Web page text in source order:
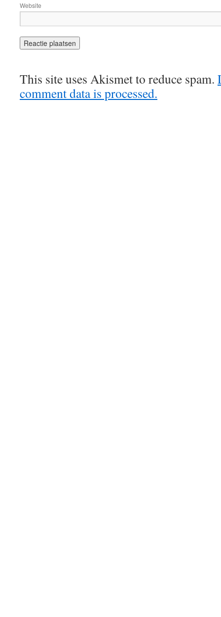
Website
This site uses Akismet to reduce spam.
comment data is processed.